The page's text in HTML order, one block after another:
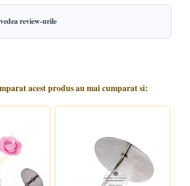
review-urile
acest produs au mai cumparat si: